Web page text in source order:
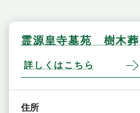
霊源皇寺墓苑 樹木葬
詳しくはこちら
住所